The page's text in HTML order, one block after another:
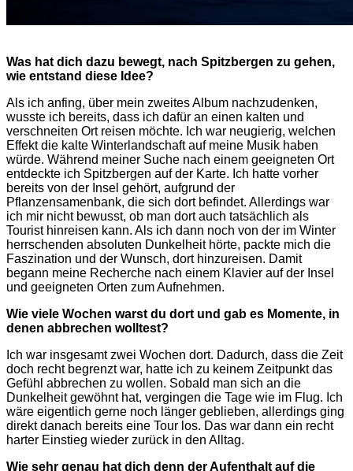
Was hat dich dazu bewegt, nach Spitzbergen zu gehen,
Als ich anfing, über mein zweites Album nachzudenken,
wusste ich bereits, dass ich dafür an einen kalten und
verschneiten Ort reisen möchte. Ich war neugierig, welchen
Effekt die kalte Winterlandschaft auf meine Musik haben
würde. Während meiner Suche nach einem geeigneten Ort
entdeckte ich Spitzbergen auf der Karte. Ich hatte vorher
bereits von der Insel gehört, aufgrund der
Pflanzensamenbank, die sich dort befindet. Allerdings war
ich mir nicht bewusst, ob man dort auch tatsächlich als
Tourist hinreisen kann. Als ich dann noch von der im Winter
herrschenden absoluten Dunkelheit hörte, packte mich die
Faszination und der Wunsch, dort hinzureisen. Damit
begann meine Recherche nach einem Klavier auf der Insel
Wie viele Wochen warst du dort und gab es Momente, in
Ich war insgesamt zwei Wochen dort. Dadurch, dass die Zeit
doch recht begrenzt war, hatte ich zu keinem Zeitpunkt das
Gefühl abbrechen zu wollen. Sobald man sich an die
Dunkelheit gewöhnt hat, vergingen die Tage wie im Flug. Ich
wäre eigentlich gerne noch länger geblieben, allerdings ging
direkt danach bereits eine Tour los. Das war dann ein recht